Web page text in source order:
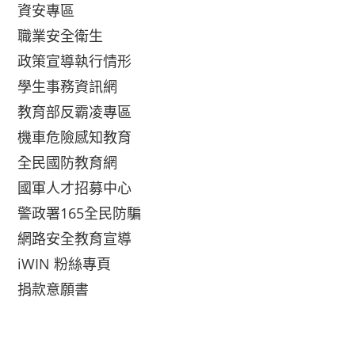
資安專區
職業安全衛生
政策宣導執行情形
學生事務資訊網
教育部反霸凌專區
機車危險感知教育
全民國防教育網
國軍人才招募中心
警政署165全民防騙
網路安全教育宣導
iWIN 粉絲專頁
捐款意願書